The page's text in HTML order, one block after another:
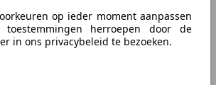
op ieder moment aanpassen
toestemmingen herroepen door de
in ons privacybeleid te bezoeken.